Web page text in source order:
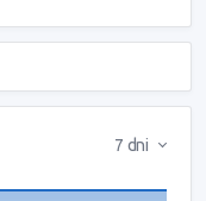
7 dni